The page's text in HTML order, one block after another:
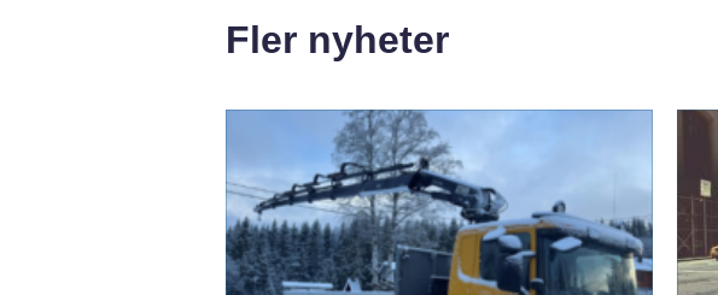
Fler nyheter